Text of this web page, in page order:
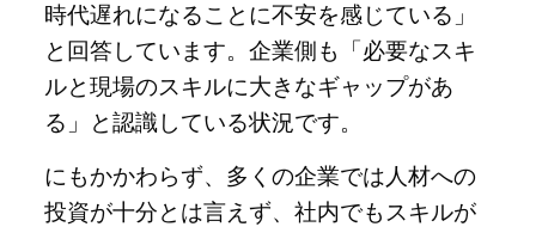
時代遅れになることに不安を感じている」
と回答しています。企業側も「必要なスキ
ルと現場のスキルに大きなギャップがあ
る」と認識している状況です。
にもかかわらず、多くの企業では人材への
投資が十分とは言えず、社内でもスキルが